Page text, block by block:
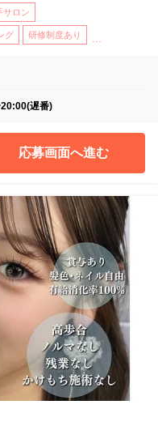
サロン
グ 研修制度あり ...
遅番)
応募画面へ進む